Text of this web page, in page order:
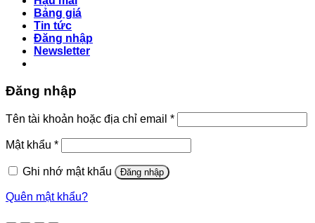
Bảng giá
Tin tức
Đăng nhập
Newsletter
Đăng nhập
Tên tài khoản hoặc địa chỉ email *Bắt
buộc
Mật khẩu *Bắt
buộc
Ghi nhớ mật khẩu
Đăng nhập
Quên mật khẩu?